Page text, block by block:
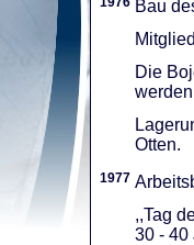
Bau
Die
Otten.
1977
,,Tag
30 - 40